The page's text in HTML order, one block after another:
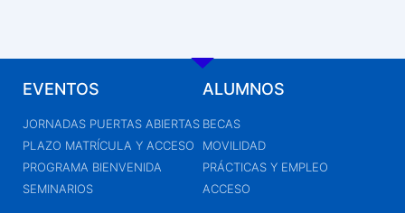
EVENTOS
JORNADAS PUERTAS ABIERTAS
PLAZO MATRÍCULA Y ACCESO
PROGRAMA BIENVENIDA
SEMINARIOS
ALUMNOS
BECAS
MOVILIDAD
PRÁCTICAS Y EMPLEO
ACCESO